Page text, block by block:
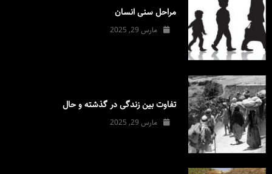
مراحل سنی انسان
مارس 29, 2025
تفاوت بین زندگی در گذشته و حال
مارس 29, 2025